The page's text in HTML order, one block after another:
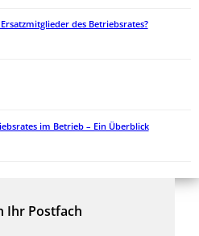
des Betriebsrates?
im Betrieb – Ein Überblick
Ihr Postfach